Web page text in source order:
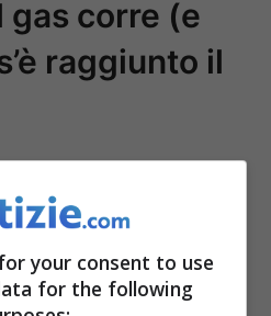
gas corre (e
raggiunto il
poco sopra i 50
mentre in Italia,
Index) ha toccato i
your consent to use
for the following